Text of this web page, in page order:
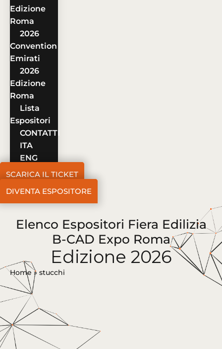
Edizione
Roma
2026
Convention
Emirati
2026
Edizione
Roma
Lista
Espositori
CONTATTI
ITA
ENG
SCARICA IL TICKET
DIVENTA ESPOSITORE
Elenco Espositori Fiera Edilizia
B-CAD Expo Roma
Edizione 2026
Home» stucchi